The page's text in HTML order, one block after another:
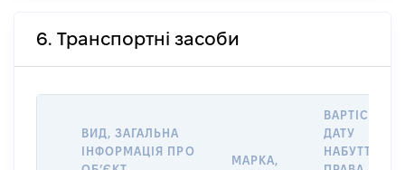
6. Транспортні засоби
ВИД, ЗАГАЛЬНА
ІНФОРМАЦІЯ ПРО
МАРКА,
ВАРТІСТЬ НА
ДАТУ
НАБУТТЯ